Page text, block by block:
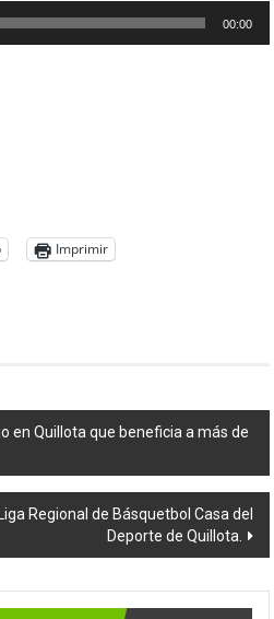
00:00
Imprimir
en Quillota que beneficia a más de
Regional de Básquetbol Casa del
Deporte de Quillota.